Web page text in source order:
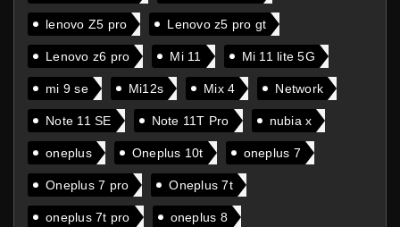
lenovo Z5 pro Lenovo z5 pro gt
Lenovo z6 pro Mi 11 Mi 11 lite 5G
mi 9 se Mi12s Mix 4 Network
Note 11 SE Note 11T Pro nubia x
oneplus Oneplus 10t oneplus 7
Oneplus 7 pro Oneplus 7t
oneplus 7t pro oneplus 8